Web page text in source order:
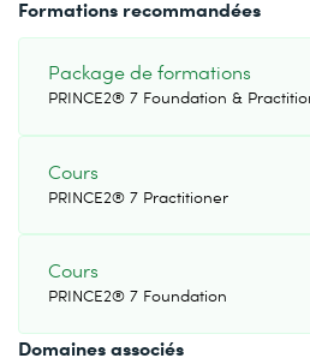
Formations recommandées
Package de formations
PRINCE2® 7 Foundation &
Cours
PRINCE2® 7 Practitioner
Cours
PRINCE2® 7 Foundation
Domaines associés